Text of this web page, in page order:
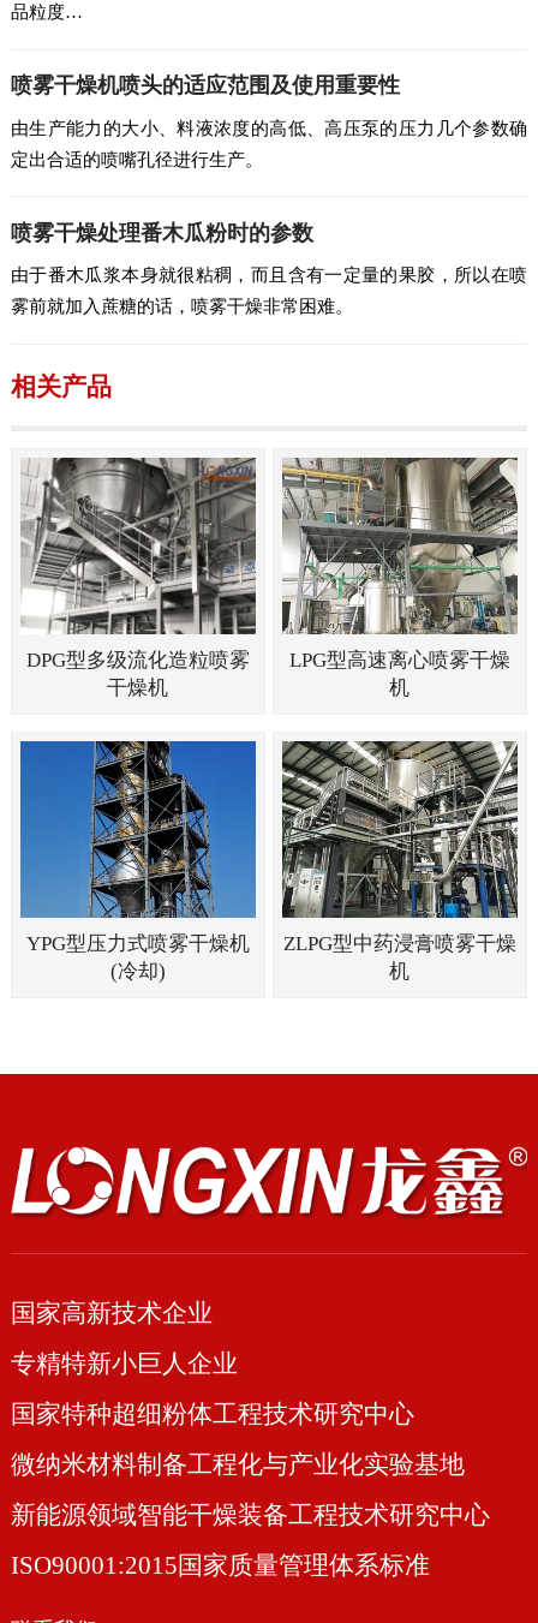
品粒度…
喷雾干燥机喷头的适应范围及使用重要性
由生产能力的大小、料液浓度的高低、高压泵的压力几个参数确
定出合适的喷嘴孔径进行生产。
喷雾干燥处理番木瓜粉时的参数
由于番木瓜浆本身就很粘稠，而且含有一定量的果胶，所以在喷
雾前就加入蔗糖的话，喷雾干燥非常困难。
相关产品
DPG型多级流化造粒喷雾
干燥机
LPG型高速离心喷雾干燥
机
YPG型压力式喷雾干燥机
(冷却)
ZLPG型中药浸膏喷雾干燥
机
国家高新技术企业
专精特新小巨人企业
国家特种超细粉体工程技术研究中心
微纳米材料制备工程化与产业化实验基地
新能源领域智能干燥装备工程技术研究中心
ISO90001:2015国家质量管理体系标准